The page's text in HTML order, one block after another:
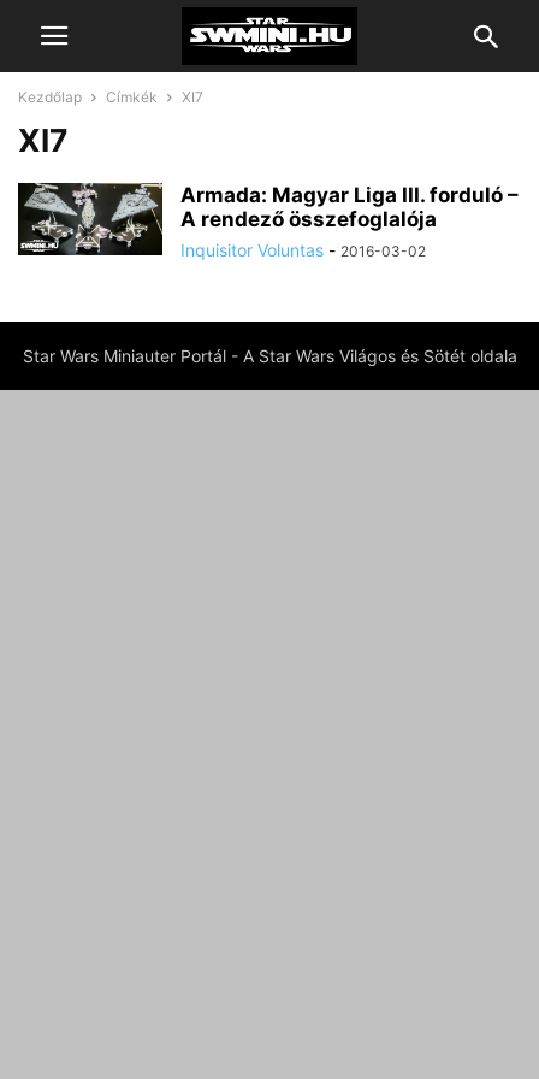
Kezdőlap Címkék XI7
XI7
Armada: Magyar Liga III. forduló –
A rendező összefoglalója
Inquisitor Voluntas - 2016-03-02
Star Wars Miniauter Portál - A Star Wars Világos és Sötét oldala